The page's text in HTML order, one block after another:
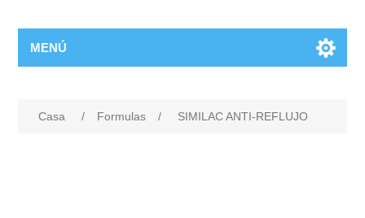
MENÚ
Casa / Formulas / SIMILAC ANTI-REFLUJO